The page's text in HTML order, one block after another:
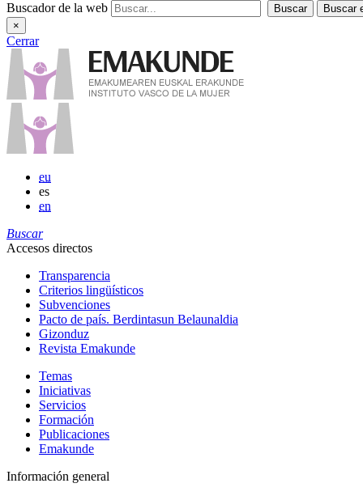
Buscador de la web
×
Cerrar
eu
es
en
Buscar
Accesos directos
Transparencia
Criterios lingüísticos
Subvenciones
Pacto de país. Berdintasun Belaunaldia
Gizonduz
Revista Emakunde
Temas
Iniciativas
Servicios
Formación
Publicaciones
Emakunde
Información general